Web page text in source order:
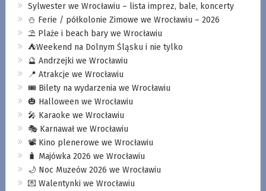
Sylwester we Wrocławiu – lista imprez, bale, koncerty
⛄️ Ferie / półkolonie Zimowe we Wrocławiu – 2026
⛱️ Plaże i beach bary we Wrocławiu
⛺️Weekend na Dolnym Śląsku i nie tylko
🔮 Andrzejki we Wrocławiu
📍 Atrakcje we Wrocławiu
🎟️ Bilety na wydarzenia we Wrocławiu
🎃 Halloween we Wrocławiu
🎤 Karaoke we Wrocławiu
🎭 Karnawał we Wrocławiu
📽️ Kino plenerowe we Wrocławiu
🧳 Majówka 2026 we Wrocławiu
🌙 Noc Muzeów 2026 we Wrocławiu
💌 Walentynki we Wrocławiu